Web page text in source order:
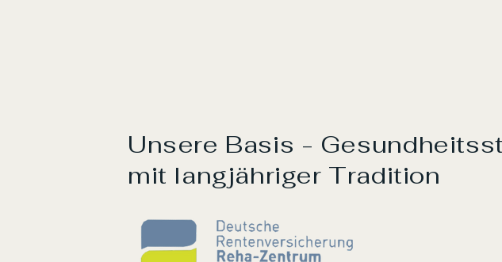
Unsere Basis -
mit langjähriger Tradition